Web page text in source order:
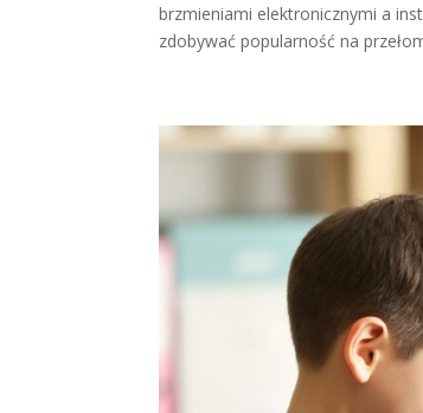
brzmieniami elektronicznymi a
zdobywać popularność na